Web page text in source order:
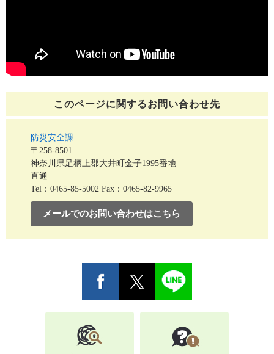
このページに関するお問い合わせ先
防災安全課
〒258-8501
神奈川県足柄上郡大井町金子1995番地
直通
Tel：0465-85-5002 Fax：0465-82-9965
メールでのお問い合わせはこちら